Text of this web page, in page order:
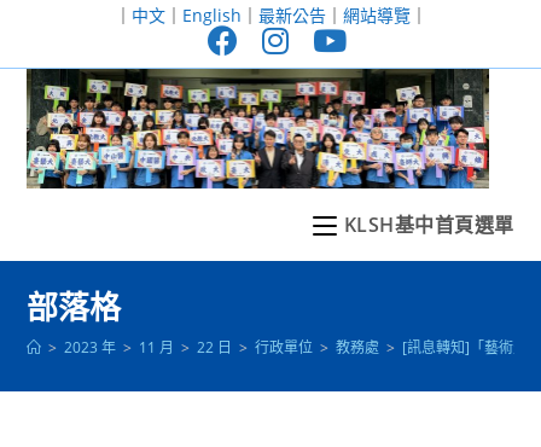
至
｜ 中文｜ English ｜ 最新公告｜ 網站導覽｜
KLSH基中首頁選單
部落格
> 2023 年 > 11 月 > 22 日 > 行政單位 > 教務處 > [訊息轉知]「藝術生